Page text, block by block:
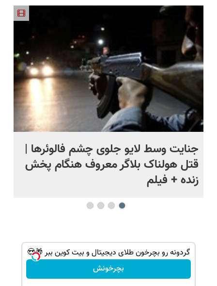
حراج شد🔥
پرداخت
درب منزل
پرداخت
قسطی
رایگان+پرداخت
اقساطی😍
جنایت وسط لایو جلوی چشم فالوئرها |
قتل هولناک بلاگر معروف هنگام پخش
زنده + فیلم
گردونه رو بچرخون طلای دیجیتال و بیت کوین ببر 🎁😍
بچرخونش